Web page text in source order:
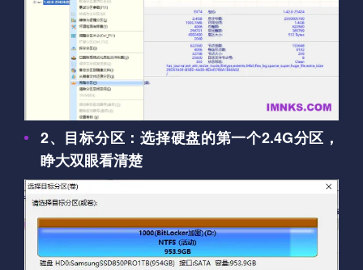
2、目标分区：选择硬盘的第一个2.4G分区，
睁大双眼看清楚